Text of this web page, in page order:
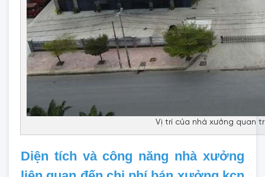
Vị trí của nhà xưởng quan
Diện tích và công năng nhà xưởng